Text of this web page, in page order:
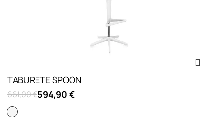
TABURETE SPOON
661,00 €594,90 €
Blanco